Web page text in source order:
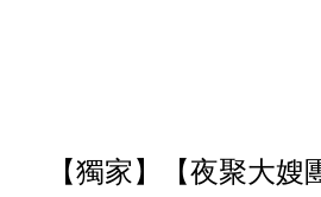
【獨家】【夜聚大嫂